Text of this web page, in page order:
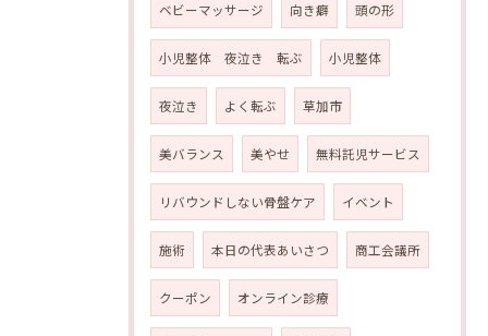
ベビーマッサージ 向き癖 頭の形
小児整体 夜泣き 転ぶ 小児整体
夜泣き よく転ぶ 草加市
美バランス 美やせ 無料託児サービス
リバウンドしない骨盤ケア イベント
施術 本日の代表あいさつ 商工会議所
クーポン オンライン診療